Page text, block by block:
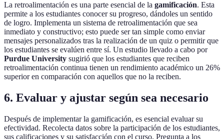
La retroalimentación es una parte esencial de la gamificación. Esta
permite a los estudiantes conocer su progreso, dándoles un sentido
de logro. Implementa un sistema de retroalimentación que sea
inmediato y constructivo; esto puede ser tan simple como enviar
mensajes personalizados tras la realización de un quiz o permitir que
los estudiantes se evalúen entre sí. Un estudio llevado a cabo por
Purdue University sugirió que los estudiantes que reciben
retroalimentación continua tienen un rendimiento académico un 26%
superior en comparación con aquellos que no la reciben.
6. Evaluar y ajustar según sea necesario
Después de implementar la gamificación, es esencial evaluar su
efectividad. Recolecta datos sobre la participación de los estudiantes,
sus calificaciones y su satisfacción con el curso. Pregunta a los